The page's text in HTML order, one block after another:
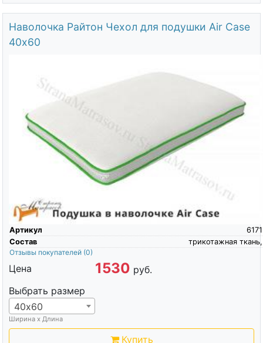
Наволочка Райтон Чехол для подушки Air Case
40х60
Артикул
6171
Состав
трикотажная ткань,
Отзывы покупателей (0)
Цена 1530 руб.
Выбрать размер
40х60
Ширина х Длина
Купить